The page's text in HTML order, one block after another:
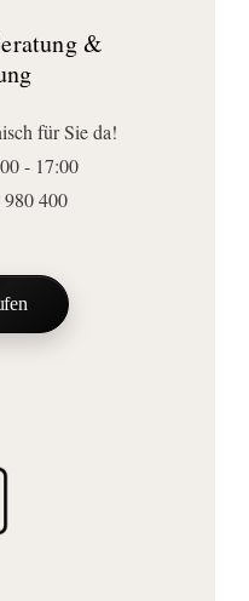
&
für Sie da!
- 17:00
400